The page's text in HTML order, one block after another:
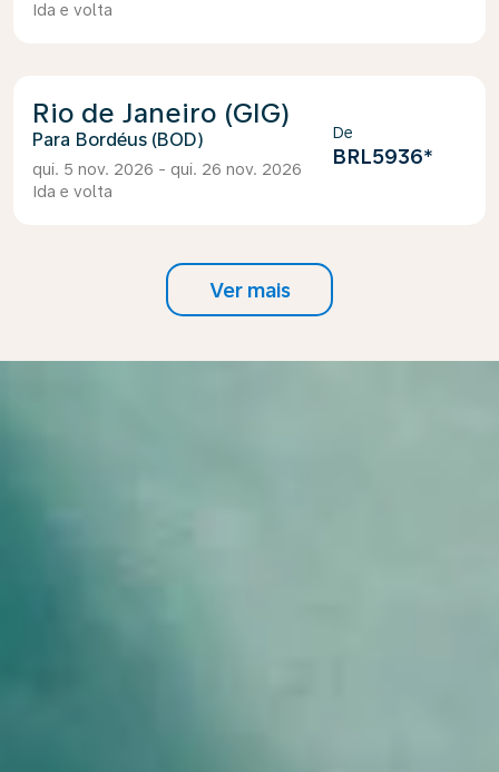
Ida e volta
Rio de Janeiro (GIG)
Bordéus (BOD)
qui. 5 nov. 2026 - qui. 26 nov. 2026
Ida e volta
De
BRL5936*
Ver mais